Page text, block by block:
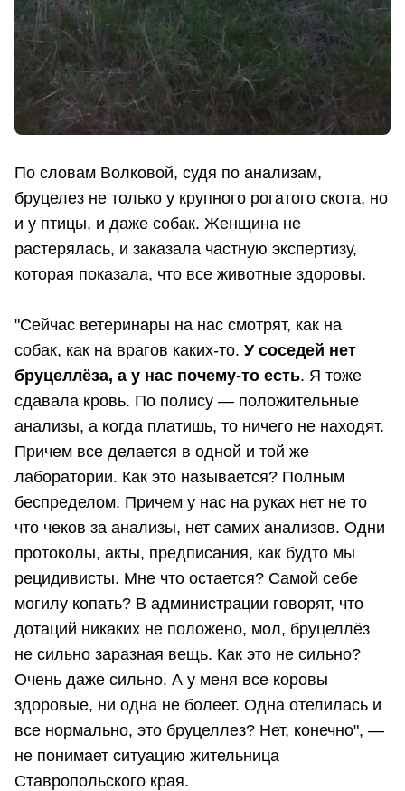
По словам Волковой, судя по анализам,
бруцелез не только у крупного рогатого скота, но
и у птицы, и даже собак. Женщина не
растерялась, и заказала частную экспертизу,
которая показала, что все животные здоровы.
"Сейчас ветеринары на нас смотрят, как на
собак, как на врагов каких-то. У соседей нет
бруцеллёза, а у нас почему-то есть. Я тоже
сдавала кровь. По полису — положительные
анализы, а когда платишь, то ничего не находят.
Причем все делается в одной и той же
лаборатории. Как это называется? Полным
беспределом. Причем у нас на руках нет не то
что чеков за анализы, нет самих анализов. Одни
протоколы, акты, предписания, как будто мы
рецидивисты. Мне что остается? Самой себе
могилу копать? В администрации говорят, что
дотаций никаких не положено, мол, бруцеллёз
не сильно заразная вещь. Как это не сильно?
Очень даже сильно. А у меня все коровы
здоровые, ни одна не болеет. Одна отелилась и
все нормально, это бруцеллез? Нет, конечно", —
не понимает ситуацию жительница
Ставропольского края.